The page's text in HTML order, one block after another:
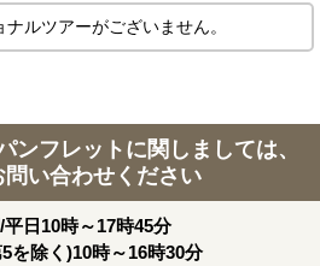
ルツアーがございません。
ンフレットに関しましては、
い合わせください
平日10時～17時45分
を除く)10時～16時30分